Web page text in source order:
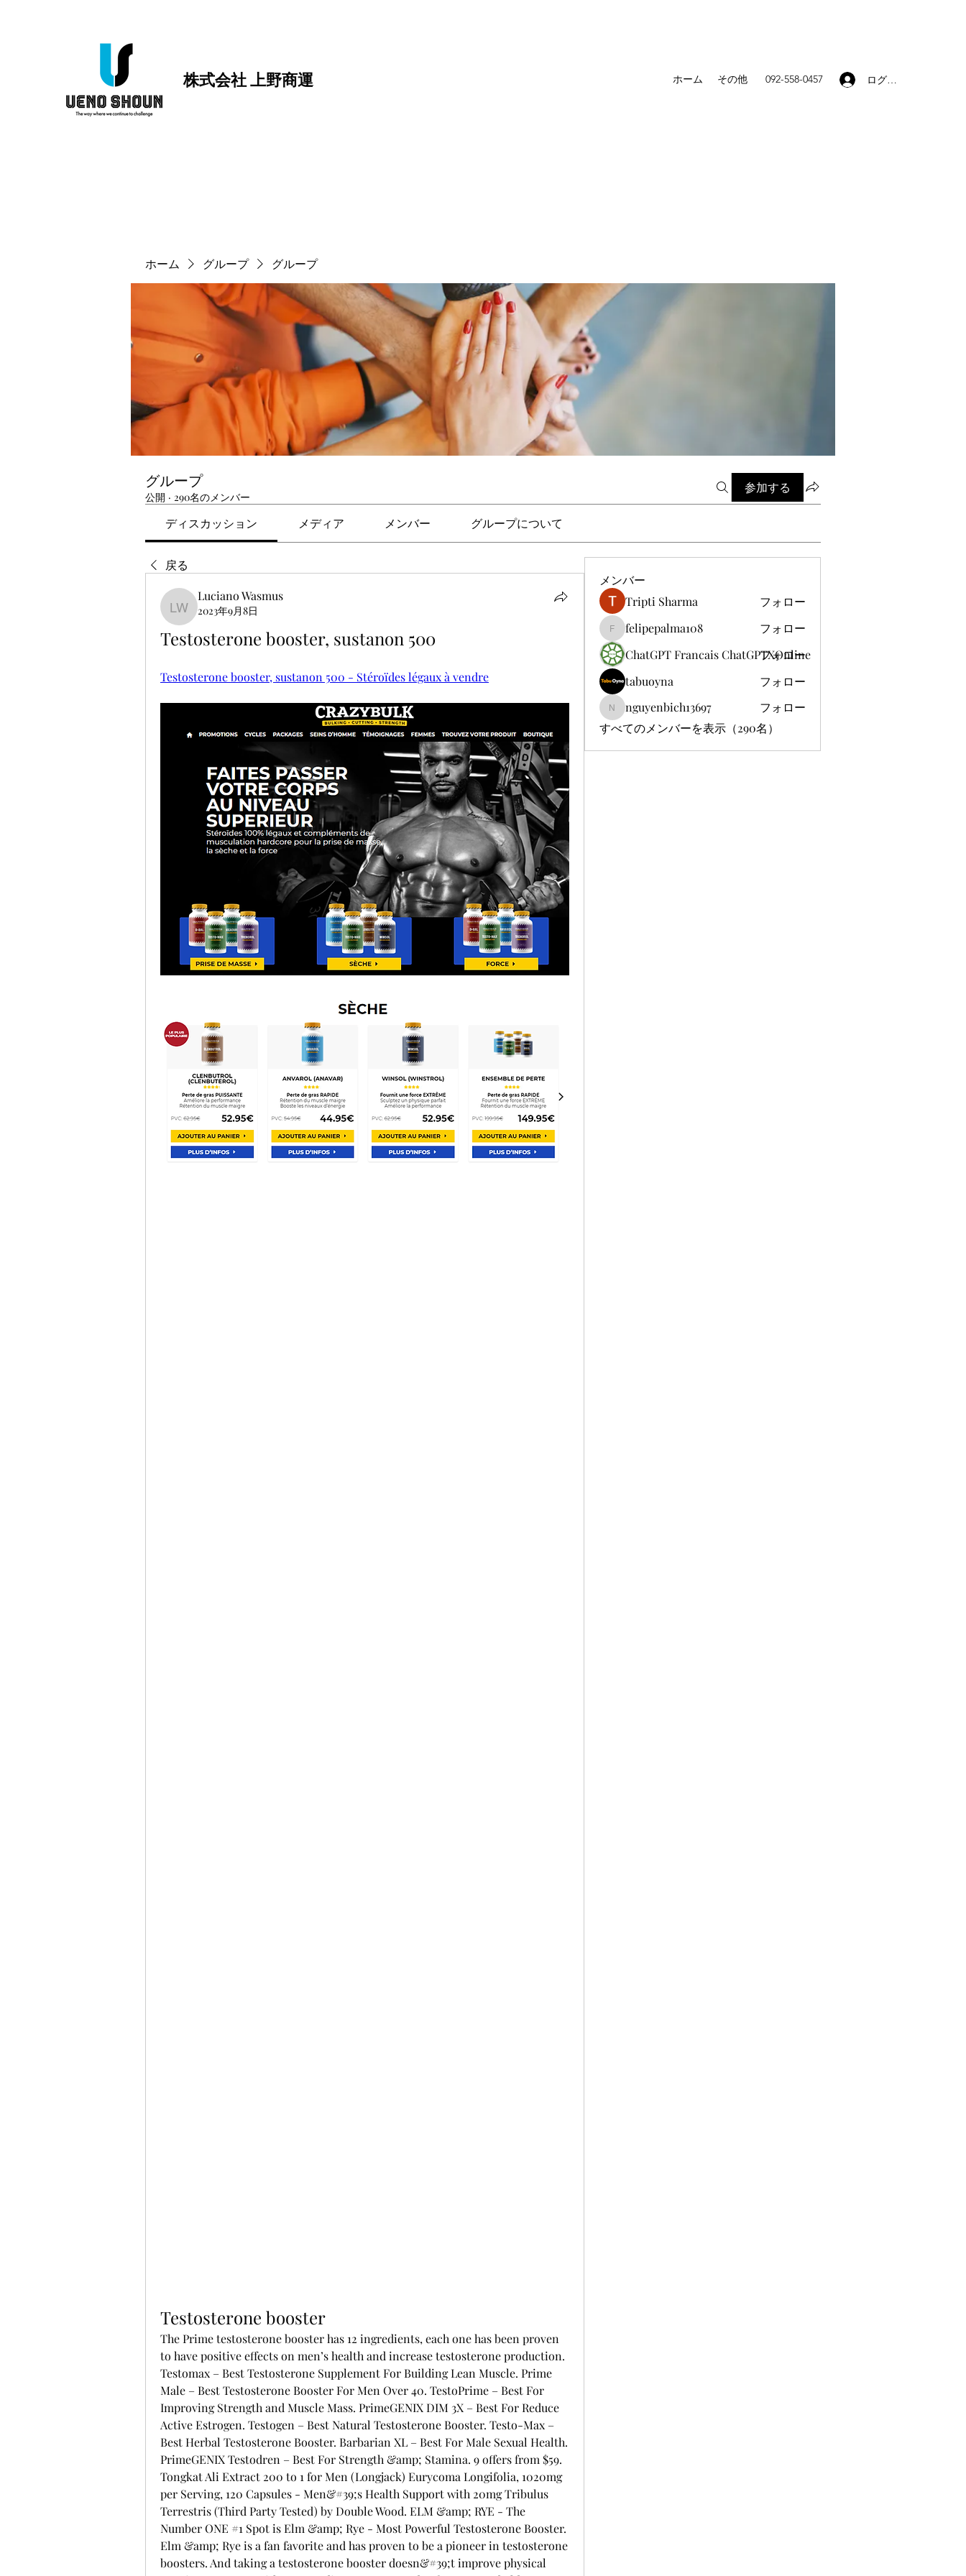
株式会社 上野商運 ホーム その他 092-558-0457 ログイン
ホーム グループ グループ
グループ
公開 · 290名のメンバー
参加する
ディスカッション メディア メンバー グループについて
戻る
Luciano Wasmus
Luciano Wasmus
2023年9月8日
Testosterone booster, sustanon 500
Testosterone booster, sustanon 500 - Stéroïdes légaux à vendre
Testosterone booster
The Prime testosterone booster has 12 ingredients, each one has been proven
to have positive effects on men’s health and increase testosterone production.
Testomax – Best Testosterone Supplement For Building Lean Muscle. Prime
Male – Best Testosterone Booster For Men Over 40. TestoPrime – Best For
Improving Strength and Muscle Mass. PrimeGENIX DIM 3X – Best For Reduce
Active Estrogen. Testogen – Best Natural Testosterone Booster. Testo-Max –
Best Herbal Testosterone Booster. Barbarian XL – Best For Male Sexual Health.
PrimeGENIX Testodren – Best For Strength &amp; Stamina. 9 offers from $59.
Tongkat Ali Extract 200 to 1 for Men (Longjack) Eurycoma Longifolia, 1020mg
per Serving, 120 Capsules - Men&#39;s Health Support with 20mg Tribulus
Terrestris (Third Party Tested) by Double Wood. ELM &amp; RYE - The
Number ONE #1 Spot is Elm &amp; Rye - Most Powerful Testosterone Booster.
Elm &amp; Rye is a fan favorite and has proven to be a pioneer in testosterone
boosters. And taking a testosterone booster doesn&#39;t improve physical
メンバー
Tripti Sharma
フォロー
felipepalma108
felipepalma108
フォロー
ChatGPT Francais ChatGPTXOnline
フォロー
tabuoyna
フォロー
nguyenbich13697
nguyenbich13697
フォロー
すべてのメンバーを表示（290名）